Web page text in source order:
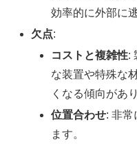
効率的に外部に
欠点:
コストと複雑性:
な装置や特殊な
くなる傾向があ
位置合わせ: 非
ます。